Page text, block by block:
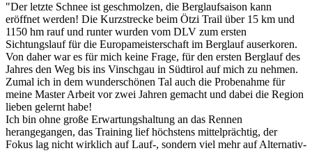
"Der letzte Schnee ist geschmolzen, die Berglaufsaison kann
eröffnet werden! Die Kurzstrecke beim Ötzi Trail über 15 km und
1150 hm rauf und runter wurden vom DLV zum ersten
Sichtungslauf für die Europameisterschaft im Berglauf auserkoren.
Von daher war es für mich keine Frage, für den ersten Berglauf des
Jahres den Weg bis ins Vinschgau in Südtirol auf mich zu nehmen.
Zumal ich in dem wunderschönen Tal auch die Probenahme für
meine Master Arbeit vor zwei Jahren gemacht und dabei die Region
lieben gelernt habe!
Ich bin ohne große Erwartungshaltung an das Rennen
herangegangen, das Training lief höchstens mittelprächtig, der
Fokus lag nicht wirklich auf Lauf-, sondern viel mehr auf Alternativ-